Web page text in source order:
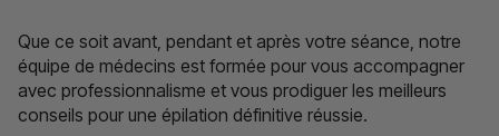
Que ce soit avant, pendant et après votre séance, notre
équipe de médecins est formée pour vous accompagner
avec professionnalisme et vous prodiguer les meilleurs
conseils pour une épilation définitive réussie.